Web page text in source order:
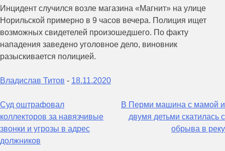
Инцидент случился возле магазина «Магнит» на улице
Норильской примерно в 9 часов вечера. Полиция ищет
возможных свидетелей произошедшего. По факту
нападения заведено уголовное дело, виновник
разыскивается полицией.
Владислав Титов - 18.11.2020
Навигация
по
записям
Суд оштрафовал
коллекторов за навязчивые
звонки и угрозы в адрес
должников
В Перми машина с мамой и
двумя детьми скатилась с
обрыва в реку